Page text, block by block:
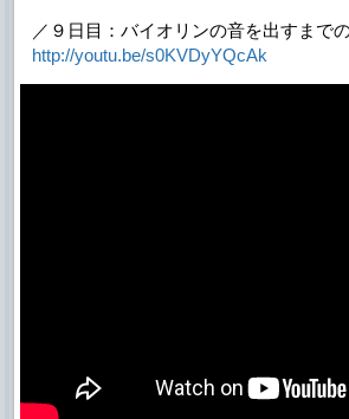
／９日目：バイオリンの音を出すまで
http://youtu.be/s0KVDyYQcAk